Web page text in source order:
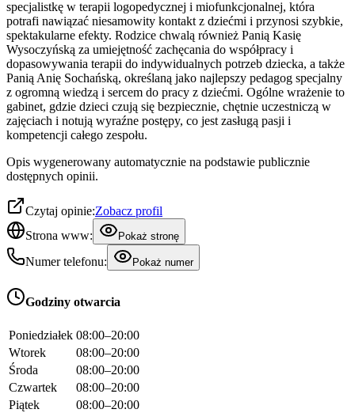
specjalistkę w terapii logopedycznej i miofunkcjonalnej, która
potrafi nawiązać niesamowity kontakt z dziećmi i przynosi szybkie,
spektakularne efekty. Rodzice chwalą również Panią Kasię
Wysoczyńską za umiejętność zachęcania do współpracy i
dopasowywania terapii do indywidualnych potrzeb dziecka, a także
Panią Anię Sochańską, określaną jako najlepszy pedagog specjalny
z ogromną wiedzą i sercem do pracy z dziećmi. Ogólne wrażenie to
gabinet, gdzie dzieci czują się bezpiecznie, chętnie uczestniczą w
zajęciach i notują wyraźne postępy, co jest zasługą pasji i
kompetencji całego zespołu.
Opis wygenerowany automatycznie na podstawie publicznie
dostępnych opinii.
Czytaj opinie:Zobacz profil
Strona www:
Pokaż stronę
Numer telefonu: Pokaż numer
Godziny otwarcia
Poniedziałek 08:00–20:00
Wtorek
08:00–20:00
Środa
08:00–20:00
Czwartek
08:00–20:00
Piątek
08:00–20:00